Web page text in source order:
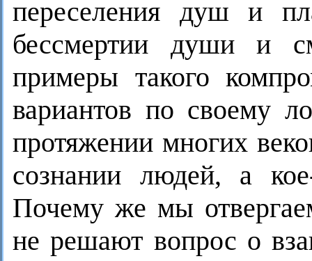
переселения душ и
бессмертии души и
примеры такого
вариантов по своему
протяжении многих
сознании людей, а
Почему же мы
не решают вопрос о